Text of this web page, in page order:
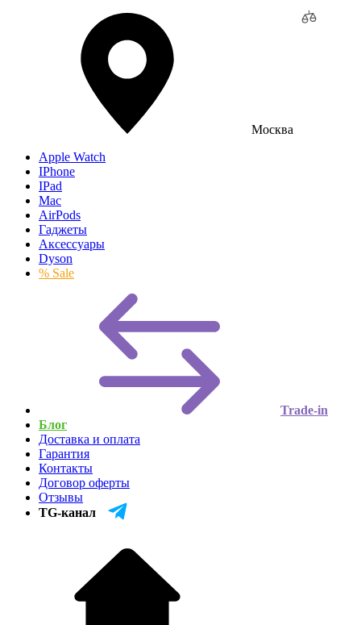
Москва
Apple Watch
IPhone
IPad
Mac
AirPods
Гаджеты
Аксессуары
Dyson
% Sale
Trade-in
Блог
Доставка и оплата
Гарантия
Контакты
Договор оферты
Отзывы
TG-канал